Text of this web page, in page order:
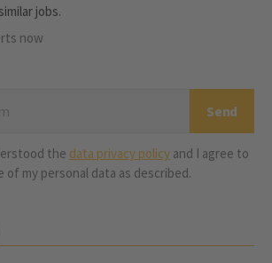
jobs.
now
the data privacy policy and I agree to
of my personal data as described.